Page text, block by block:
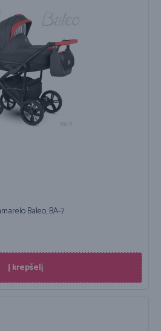
Baleo, BA-7
Į krepšelį